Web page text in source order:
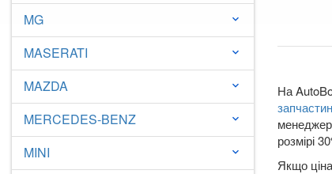
MG keyboard_arrow_down
MASERATI keyboard_arrow_down
MAZDA keyboard_arrow_down
MERCEDES-BENZ keyboard_arrow_down
MINI keyboard_arrow_down
На
розмірі
Якщо